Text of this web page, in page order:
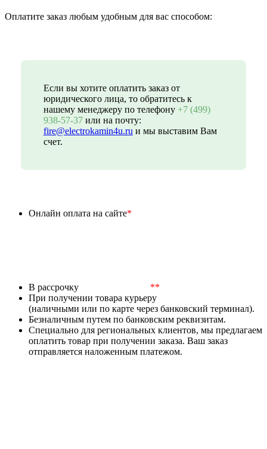
Оплатите заказ любым удобным для вас способом:
Если вы хотите оплатить заказ от
юридического лица, то обратитесь к
нашему менеджеру по телефону +7 (499)
938-57-37или на почту:
fire@electrokamin4u.ru и мы выставим Вам
счет.
Онлайн оплата на сайте*
В рассрочку
**
При получении товара курьеру
(наличными или по карте через банковский терминал).
Безналичным путем по банковским реквизитам.
Специально для региональных клиентов, мы предлагаем
оплатить товар при получении заказа. Ваш заказ
отправляется наложенным платежом.